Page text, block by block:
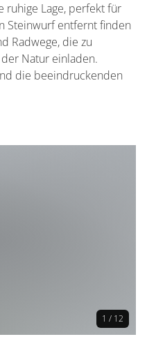
ruhige Lage, perfekt für
Steinwurf entfernt finden
Radwege, die zu
Natur einladen.
die beeindruckenden
1 / 12